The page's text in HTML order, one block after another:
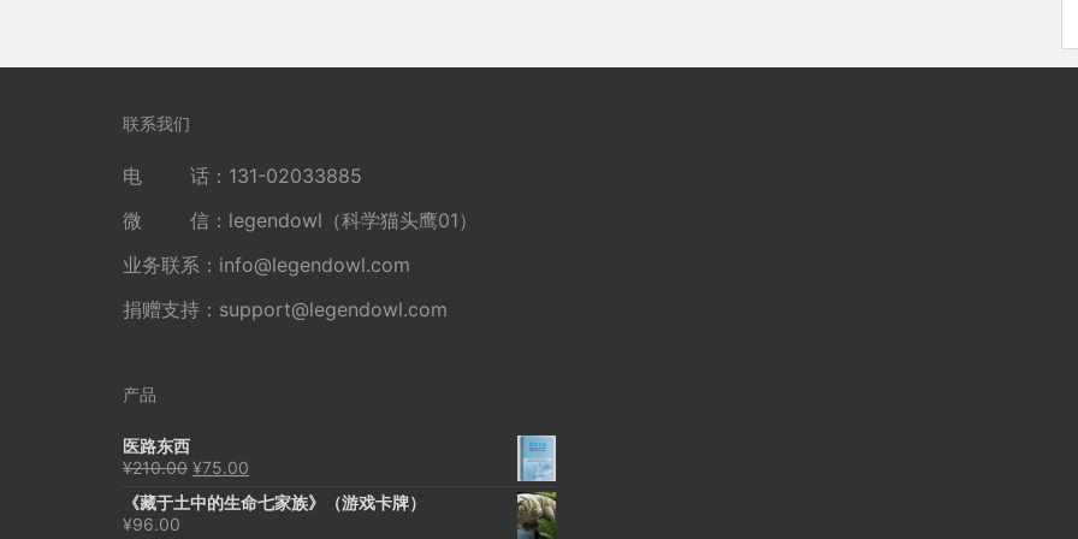
联系我们
电 话：131-02033885
微 信：legendowl（科学猫头鹰01）
业务联系： info@legendowl.com
捐赠支持： support@legendowl.com
产品
医路东西
¥210.00 原
为：
¥75.00
价
《藏于土中的生命七家族》（游戏卡牌）
¥96.00